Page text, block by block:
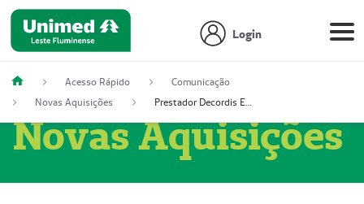
Login
Acesso Rápido
Comunicação
Novas Aquisições
Prestador Decordis Exames Cardiológicos LTDA (51004347-4)
Novas Aquisições